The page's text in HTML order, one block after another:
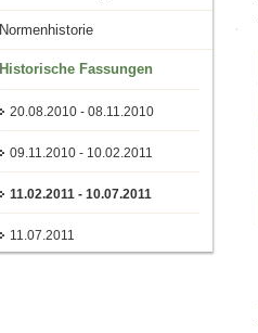
Normenhistorie
Historische Fassungen
20.08.2010 - 08.11.2010
09.11.2010 - 10.02.2011
11.02.2011 - 10.07.2011
11.07.2011